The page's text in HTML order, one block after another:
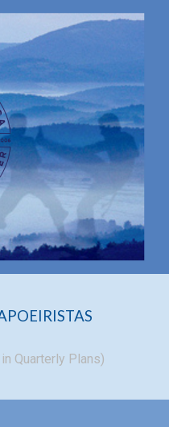
Quarterly Plans)